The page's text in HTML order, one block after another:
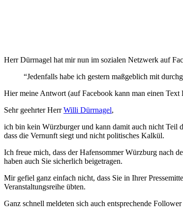
Herr Dürrnagel hat mir nun im sozialen Netzwerk auf
“Jedenfalls habe ich gestern maßgeblich mit
Hier meine Antwort (auf Facebook kann man einen
Sehr geehrter HerrWilli Dürrnagel,
ich bin kein Würzburger und kann damit auch nicht Teil
dass die Vernunft siegt und nicht politisches Kalkül.
Ich freue mich, dass der Hafensommer Würzburg nach
haben auch Sie sicherlich beigetragen.
Mir gefiel ganz einfach nicht, dass Sie in Ihrer
Veranstaltungsreihe übten.
Ganz schnell meldeten sich auch entsprechende